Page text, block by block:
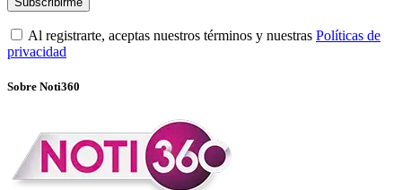
Al registrarte, aceptas nuestros términos y nuestras Políticas de
privacidad
Sobre Noti360